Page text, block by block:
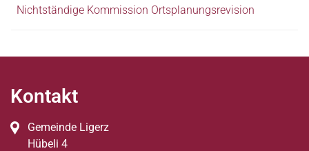
Nichtständige Kommission Ortsplanungsrevision
Kontakt
Gemeinde Ligerz
Hübeli 4